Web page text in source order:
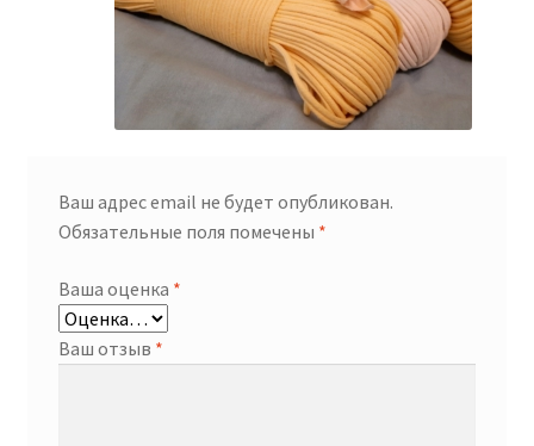
Ваш адрес email не будет опубликован.
Обязательные поля помечены *
Ваша оценка *
Ваш отзыв *